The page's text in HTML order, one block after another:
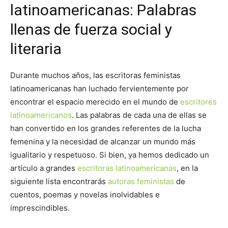
latinoamericanas: Palabras
llenas de fuerza social y
literaria
Durante muchos años, las escritoras feministas
latinoamericanas han luchado fervientemente por
encontrar el espacio merecido en el mundo de escritores
latinoamericanos. Las palabras de cada una de ellas se
han convertido en los grandes referentes de la lucha
femenina y la necesidad de alcanzar un mundo más
igualitario y respetuoso. Si bien, ya hemos dedicado un
artículo a grandes escritoras latinoamericanas, en la
siguiente lista encontrarás autoras feministas de
cuentos, poemas y novelas inolvidables e
imprescindibles.